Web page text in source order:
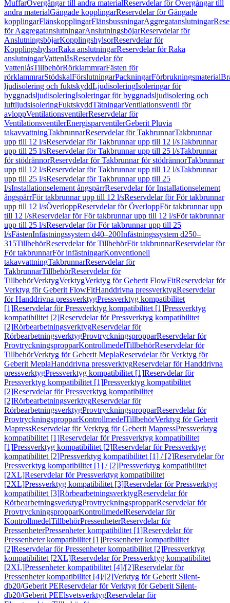
MuffarÖvergångar till andra materialReservdelar för Övergångar till
andra materialGängade kopplingarReservdelar för Gängade
kopplingarFlänskopplingarFlänsbussningarAggregatanslutningar
för AggregatanslutningarAnslutningsböjarReservdelar för
AnslutningsböjarKopplingshylsorReservdelar för
KopplingshylsorRaka anslutningarReservdelar för Raka
anslutningarVattenlåsReservdelar för
VattenlåsTillbehörRörklammrarFästen för
rörklammrarStödskalFörslutningarPackningarFörbrukningsmaterial
ljudisolering och fuktskyddLjudisoleringIsoleringar för
byggnadsljudisoleringIsoleringar för byggnadsljudisolering och
luftljudsisoleringFuktskyddTätningarVentilationsventil för
avloppVentilationsventilerReservdelar för
VentilationsventilerEnergisparventilerGeberit Pluvia
takavvattningTakbrunnarReservdelar för TakbrunnarTakbrunnar
upp till 12 l/sReservdelar för Takbrunnar upp till 12 l/sTakbrunnar
upp till 25 l/sReservdelar för Takbrunnar upp till 25 l/sTakbrunnar
för stödrännorReservdelar för Takbrunnar för stödrännorTakbrunnar
upp till 12 l/sReservdelar för Takbrunnar upp till 12 l/sTakbrunnar
upp till 25 l/sReservdelar för Takbrunnar upp till 25
l/sInstallationselement ångspärrReservdelar för Installationselement
ångspärrFör takbrunnar upp till 12 l/sReservdelar för För takbrunnar
upp till 12 l/sÖverloppReservdelar för ÖverloppFör takbrunnar upp
till 12 l/sReservdelar för För takbrunnar upp till 12 l/sFör takbrunnar
upp till 25 l/sReservdelar för För takbrunnar upp till 25
l/sFästenInfästningssystem d40–200Infästningssystem d250–
315TillbehörReservdelar för TillbehörFör takbrunnarReservdelar för
För takbrunnarFör infästningarKonventionell
takavvattningTakbrunnarReservdelar för
TakbrunnarTillbehörReservdelar för
TillbehörVerktygVerktygVerktyg för Geberit FlowFitReservdelar för
Verktyg för Geberit FlowFitHanddrivna pressverktygReservdelar
för Handdrivna pressverktygPressverktyg kompatibilitet
[1]Reservdelar för Pressverktyg kompatibilitet [1]Pressverktyg
kompatibilitet [2]Reservdelar för Pressverktyg kompatibilitet
[2]RörbearbetningsverktygReservdelar för
RörbearbetningsverktygProvtryckningspropparReservdelar för
ProvtryckningspropparKontrollmedelTillbehörReservdelar för
TillbehörVerktyg för Geberit MeplaReservdelar för Verktyg för
Geberit MeplaHanddrivna pressverktygReservdelar för Handdrivna
pressverktygPressverktyg kompatibilitet [1]Reservdelar för
Pressverktyg kompatibilitet [1]Pressverktyg kompatibilitet
[2]Reservdelar för Pressverktyg kompatibilitet
[2]RörbearbetningsverktygReservdelar för
RörbearbetningsverktygProvtryckningspropparReservdelar för
ProvtryckningspropparKontrollmedelTillbehörVerktyg för Geberit
MapressReservdelar för Verktyg för Geberit MapressPressverktyg
kompatibilitet [1]Reservdelar för Pressverktyg kompatibilitet
[1]Pressverktyg kompatibilitet [2]Reservdelar för Pressverktyg
kompatibilitet [2]Pressverktyg kompatibilitet [1] / [2]Reservdelar för
Pressverktyg kompatibilitet [1] / [2]Pressverktyg kompatibilitet
[2XL]Reservdelar för Pressverktyg kompatibilitet
[2XL]Pressverktyg kompatibilitet [3]Reservdelar för Pressverktyg
kompatibilitet [3]RörbearbetningsverktygReservdelar för
RörbearbetningsverktygProvtryckningspropparReservdelar för
ProvtryckningspropparKontrollmedelReservdelar för
KontrollmedelTillbehörPressenheterReservdelar för
PressenheterPressenheter kompatibilitet [1]Reservdelar för
Pressenheter kompatibilitet [1]Pressenheter kompatibilitet
[2]Reservdelar för Pressenheter kompatibilitet [2]Pressverktyg
kompatibilitet [2XL]Reservdelar för Pressverktyg kompatibilitet
[2XL]Pressenheter kompatibilitet [4]/[2]Reservdelar för
Pressenheter kompatibilitet [4]/[2]Verktyg för Geberit Silent-
db20/Geberit PEReservdelar för Verktyg för Geberit Silent-
db20/Geberit PEElsvetsverktygReservdelar för